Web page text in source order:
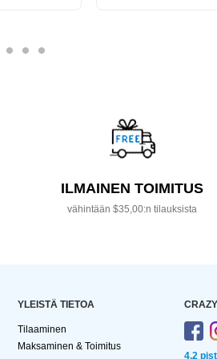
ILMAINEN TOIMITUS
vähintään $35,00:n tilauksista
YLEISTÄ TIETOA
Tilaaminen
Maksaminen & Toimitus
4,2